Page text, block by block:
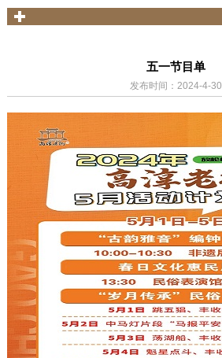
五一节目单
发布时间：2024-4-30